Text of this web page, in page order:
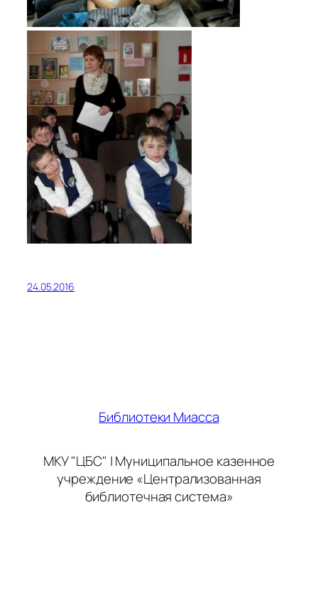
24.05.2016
Библиотеки Миасса
МКУ "ЦБС" | Муниципальное казенное
учреждение «Централизованная
библиотечная система»